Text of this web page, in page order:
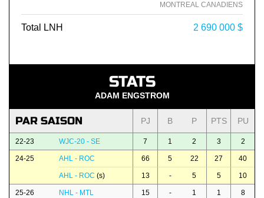
MONTREAL CANADIENS
Total LNH 2 690 000 $
STATS
ADAM ENGSTROM
PAR SAISON PJ B P PTS PU
22-23 WJC-20 - SE 7 1 2 3 2
24-25 AHL - ROC 66 5 22 27 40
AHL - ROC (s) 13 - 5 5 10
25-26 NHL - MTL 15 - 1 1 8